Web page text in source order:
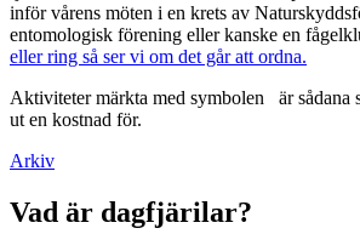
inför vårens möten i en krets av
entomologisk förening eller kanske en
eller ring så ser vi om det går att ordna.
Aktiviteter märkta med symbolen
är sådana
ut en kostnad för.
Arkiv
Vad är dagfjärilar?